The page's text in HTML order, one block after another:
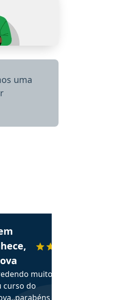
uma
Alessandra recomenda o Aprova
muito no
curso do
pelas